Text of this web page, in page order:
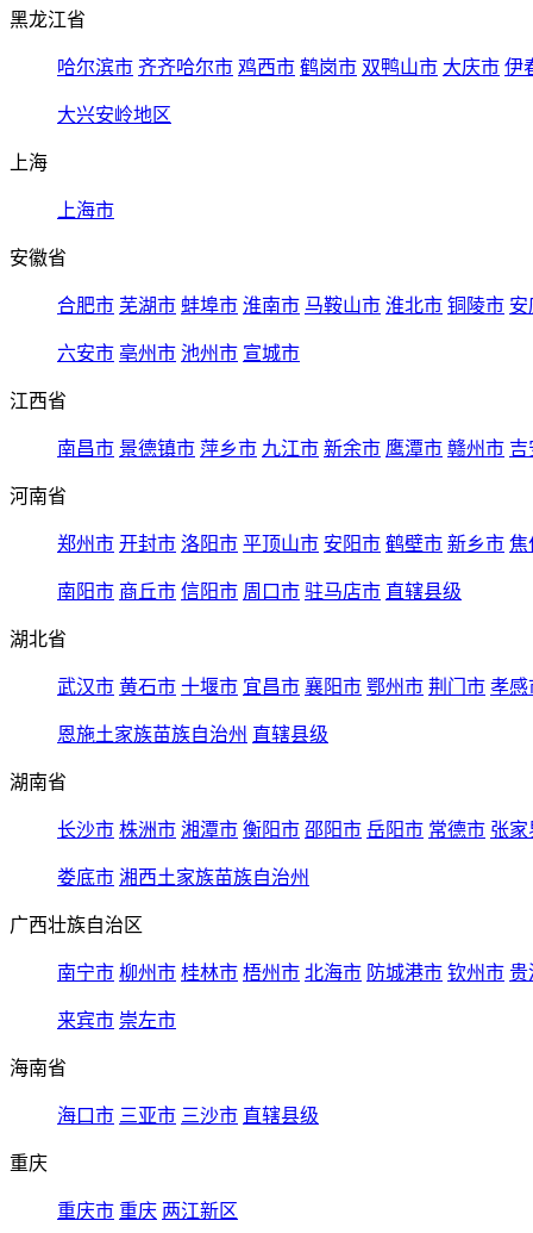
黑龙江省
哈尔滨市 齐齐哈尔市 鸡西市 鹤岗市 双鸭山市 大庆市 伊
大兴安岭地区
上海
上海市
安徽省
合肥市 芜湖市 蚌埠市 淮南市 马鞍山市 淮北市 铜陵市 安
六安市 亳州市 池州市 宣城市
江西省
南昌市 景德镇市 萍乡市 九江市 新余市 鹰潭市 赣州市 吉
河南省
郑州市 开封市 洛阳市 平顶山市 安阳市 鹤壁市 新乡市 焦
南阳市 商丘市 信阳市 周口市 驻马店市 直辖县级
湖北省
武汉市 黄石市 十堰市 宜昌市 襄阳市 鄂州市 荆门市 孝感
恩施土家族苗族自治州 直辖县级
湖南省
长沙市 株洲市 湘潭市 衡阳市 邵阳市 岳阳市 常德市 张家
娄底市 湘西土家族苗族自治州
广西壮族自治区
南宁市 柳州市 桂林市 梧州市 北海市 防城港市 钦州市 贵
来宾市 崇左市
海南省
海口市 三亚市 三沙市 直辖县级
重庆
重庆市 重庆 两江新区